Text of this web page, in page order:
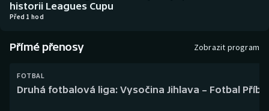
Boby a skeleton
Box
AZ kvíz
historii Leagues Cupu
Před 1 hod
Přímé přenosy Zobrazit program
FOTBAL
Druhá fotbalová liga: Vysočina Jihlava – Fotbal